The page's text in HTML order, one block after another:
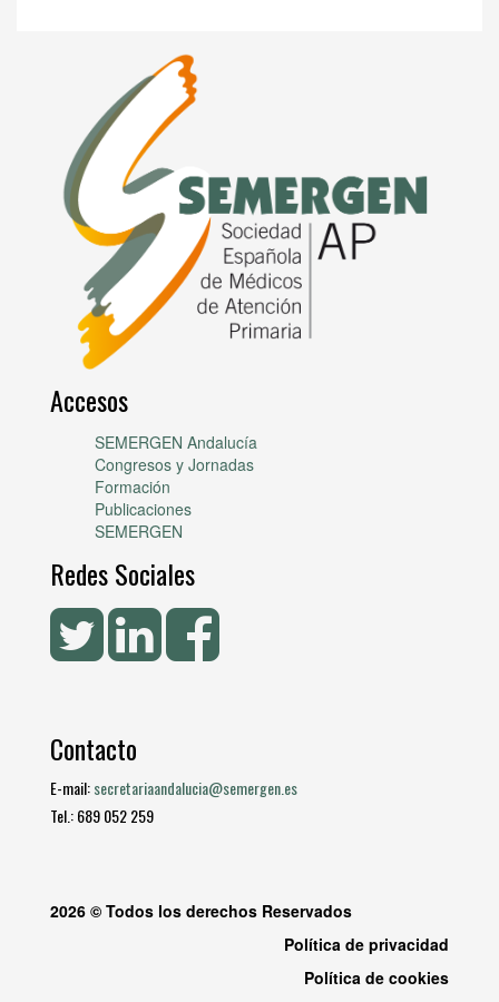
Accesos
SEMERGEN Andalucía
Congresos y Jornadas
Formación
Publicaciones
SEMERGEN
Redes Sociales
Contacto
E-mail:secretariaandalucia@semergen.es
Tel.: 689 052 259
2026 © Todos los derechos Reservados
Política de privacidad
Política de cookies